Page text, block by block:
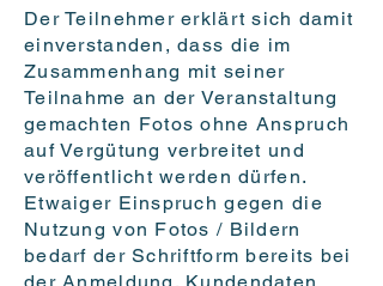
Der Teilnehmer erklärt sich damit
einverstanden, dass die im
Zusammenhang mit seiner
Teilnahme an der Veranstaltung
gemachten Fotos ohne Anspruch
auf Vergütung verbreitet und
veröffentlicht werden dürfen.
Etwaiger Einspruch gegen die
Nutzung von Fotos / Bildern
bedarf der Schriftform bereits bei